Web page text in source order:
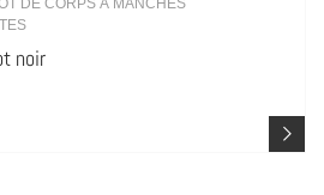
DE CORPS À MANCHES
noir